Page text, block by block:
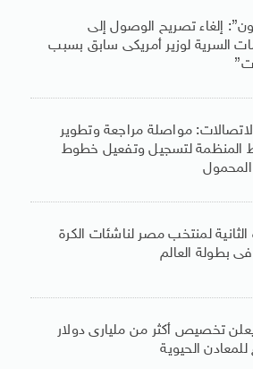
إلغاء تصريح الوصول إلى
السرية لوزير أمريكى سابق بسبب
مواصلة مراجعة وتطوير
المنظمة لتسجيل وتفعيل خطوط
الثانية لمنتخب مصر لناشئات الكرة
فى بطولة العالم
تخصيص أكثر من مليارى دولار
الحيوية